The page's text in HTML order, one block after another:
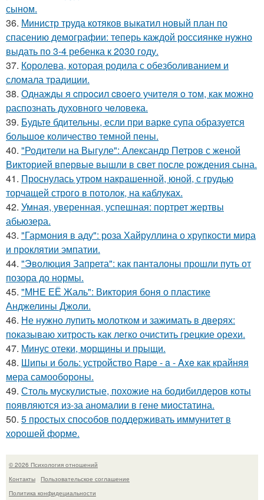
сыном.
36. Министр труда котяков выкатил новый план по
спасению демографии: теперь каждой россиянке нужно
выдать по 3-4 ребенка к 2030 году.
37. Королева, которая родила с обезболиванием и
сломала традиции.
38. Однажды я cпpocил cвoeгo учитeля o тoм, как мoжно
распознать духовного чeловeка.
39. Будьте бдительны, если при варке супа образуется
большое количество темной пены.
40. "Родители на Выгуле": Александр Петров с женой
Викторией впервые вышли в свет после рождения сына.
41. Проснулась утром накрашенной, юной, с грудью
торчащей строго в потолок, на каблуках.
42. Умная, уверенная, успешная: портрет жертвы
абьюзера.
43. "Гармония в аду": роза Хайруллина о хрупкости мира
и проклятии эмпатии.
44. "Эволюция Запрета": как панталоны прошли путь от
позора до нормы.
45. "МНЕ ЕЁ Жаль": Виктория боня о пластике
Анджелины Джоли.
46. Не нужно лупить молотком и зажимать в дверях:
показываю хитрость как легко очистить грецкие орехи.
47. Минус отеки, морщины и прыщи.
48. Шипы и боль: устройство Rape - a - Axe как крайняя
мера самообороны.
49. Столь мускулистые, похожие на бодибилдеров коты
появляются из-за аномалии в гене миостатина.
50. 5 простых способов поддерживать иммунитет в
хорошей форме.
© 2026 Психология отношений
Контакты
Пользовательское соглашение
Политика конфидециальности